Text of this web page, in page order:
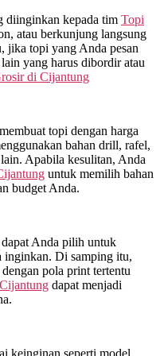
diinginkan kepada tim Topi
atau berkunjung langsung
jika topi yang Anda pesan
yang harus dibordir atau
di Cijantung
topi dengan harga
bahan drill, rafel,
Apabila kesulitan, Anda
untuk memilih bahan
budget Anda.
Anda pilih untuk
inginkan. Di samping itu,
pola print tertentu
Cijantung dapat menjadi
keinginan seperti model